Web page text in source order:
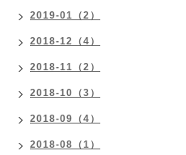
2019-01（2）
2018-12（4）
2018-11（2）
2018-10（3）
2018-09（4）
2018-08（1）